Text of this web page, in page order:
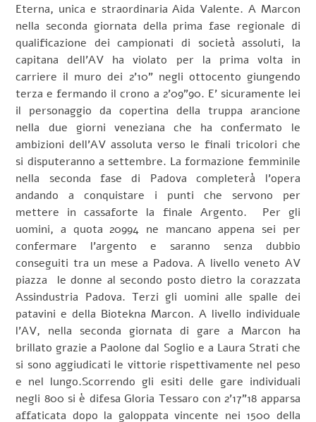
Eterna, unica e straordinaria Aida Valente. A Marcon
nella seconda giornata della prima fase regionale di
qualificazione dei campionati di società assoluti, la
capitana dell’AV ha violato per la prima volta in
carriere il muro dei 2’10” negli ottocento giungendo
terza e fermando il crono a 2’09”90. E’ sicuramente lei
il personaggio da copertina della truppa arancione
nella due giorni veneziana che ha confermato le
ambizioni dell’AV assoluta verso le finali tricolori che
si disputeranno a settembre. La formazione femminile
nella seconda fase di Padova completerà l’opera
andando a conquistare i punti che servono per
mettere in cassaforte la finale Argento. Per gli
uomini, a quota 20994 ne mancano appena sei per
confermare l’argento e saranno senza dubbio
conseguiti tra un mese a Padova. A livello veneto AV
piazza le donne al secondo posto dietro la corazzata
Assindustria Padova. Terzi gli uomini alle spalle dei
patavini e della Biotekna Marcon. A livello individuale
l’AV, nella seconda giornata di gare a Marcon ha
brillato grazie a Paolone dal Soglio e a Laura Strati che
si sono aggiudicati le vittorie rispettivamente nel peso
e nel lungo.Scorrendo gli esiti delle gare individuali
negli 800 si è difesa Gloria Tessaro con 2’17”18 apparsa
affaticata dopo la galoppata vincente nei 1500 della